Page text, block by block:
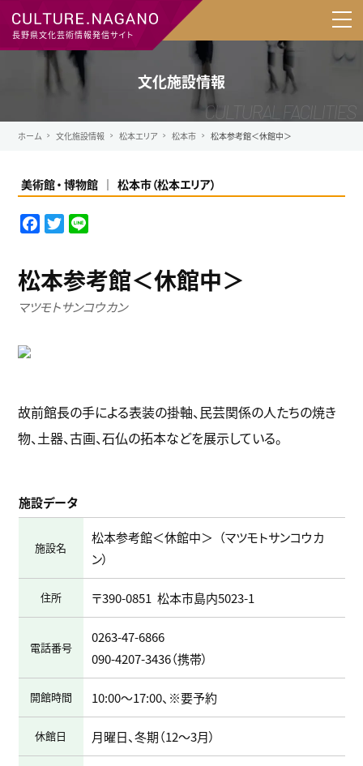
長野県文化芸術情報発信サイト
文化施設情報
ホーム 文化施設情報 松本エリア 松本市 松本参考館＜休館中＞
美術館 博物館 松本市（松本エリア）
F
e
b
T
t
t
e
松本参考館＜休館中＞
マツモトサンコウカン
故前館長の手による表装の掛軸、民芸関係の人たちの焼き
物、土器、古画、石仏の拓本などを展示している。
施設データ
施設名
松本参考館＜休館中＞
マツモトサンコウカ
ン
住所 〒390-0851 松本市島内5023-1
電話番号
0263-47-6866
090-4207-3436（携帯）
開館時間 10:00～17:00、※要予約
休館日 月曜日、冬期（12～3月）